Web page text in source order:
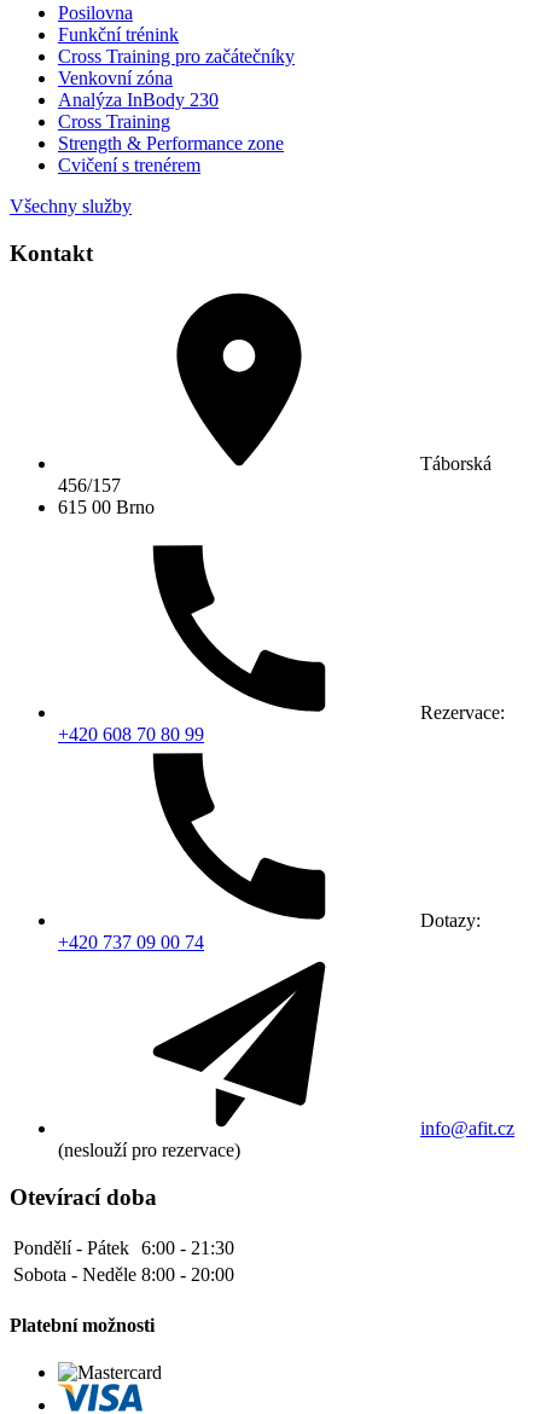
Posilovna
Funkční trénink
Cross Training pro začátečníky
Venkovní zóna
Analýza InBody 230
Cross Training
Strength & Performance zone
Cvičení s trenérem
Všechny služby
Kontakt
Táborská
456/157
615 00 Brno
Rezervace:
+420 608 70 80 99
Dotazy:
+420 737 09 00 74
info@afit.cz
(neslouží pro rezervace)
Otevírací doba
Pondělí - Pátek 6:00 - 21:30
Sobota - Neděle 8:00 - 20:00
Platební možnosti